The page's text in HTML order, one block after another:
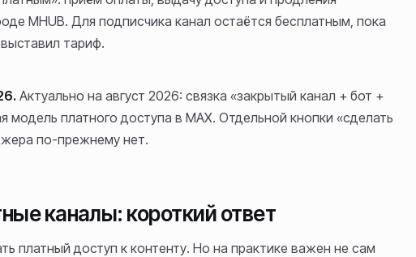
MHUB. Для подписчика канал остаётся бесплатным, пока
тариф.
Актуально на август 2026: связка «закрытый канал + бот +
модель платного доступа в MAX. Отдельной кнопки «сделать
по-прежнему нет.
каналы: короткий ответ
платный доступ к контенту. Но на практике важен не сам